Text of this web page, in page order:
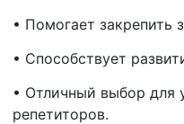
• Помогает закрепить
• Способствует
• Отличный выбор для
репетиторов.